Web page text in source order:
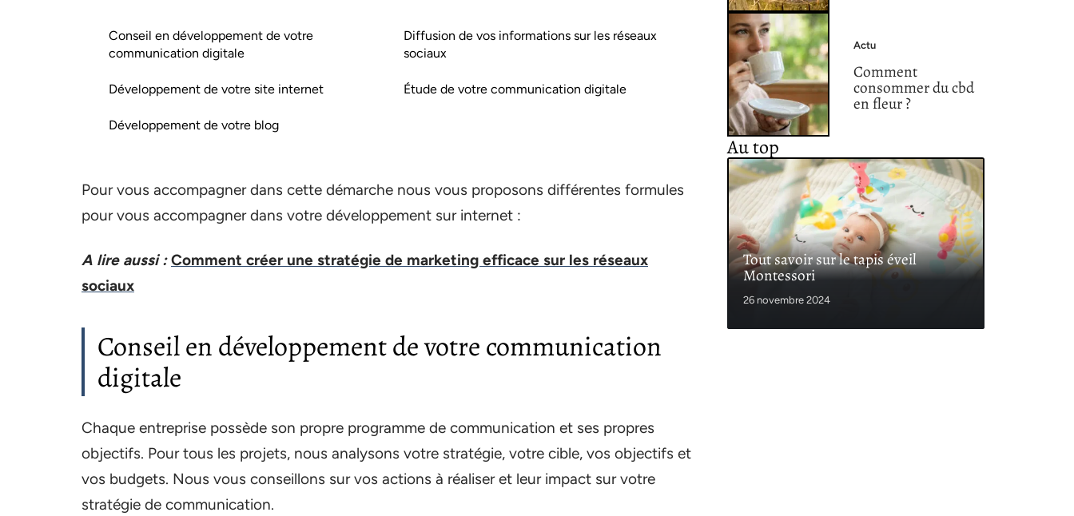
Conseil en développement de votre
communication digitale
Développement de votre site internet
Développement de votre blog
Diffusion de vos informations sur les réseaux
sociaux
Étude de votre communication digitale
Pour vous accompagner dans cette démarche nous vous proposons différentes formules
pour vous accompagner dans votre développement sur internet :
A lire aussi : Comment créer une stratégie de marketing efficace sur les réseaux
sociaux
Conseil en développement de votre communication
digitale
Chaque entreprise possède son propre programme de communication et ses propres
objectifs. Pour tous les projets, nous analysons votre stratégie, votre cible, vos objectifs et
vos budgets. Nous vous conseillons sur vos actions à réaliser et leur impact sur votre
stratégie de communication.
Actu
Comment
consommer du cbd
en fleur ?
Au top
Tout savoir sur le tapis éveil
Montessori
26 novembre 2024